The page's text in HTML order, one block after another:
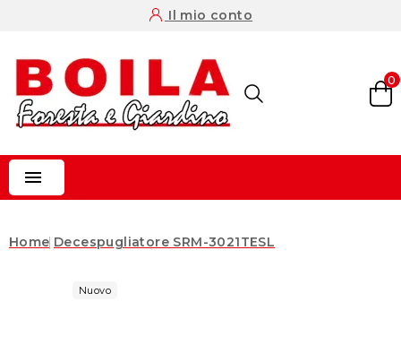
Il mio conto
0

Home Decespugliatore SRM-3021TESL
Nuovo